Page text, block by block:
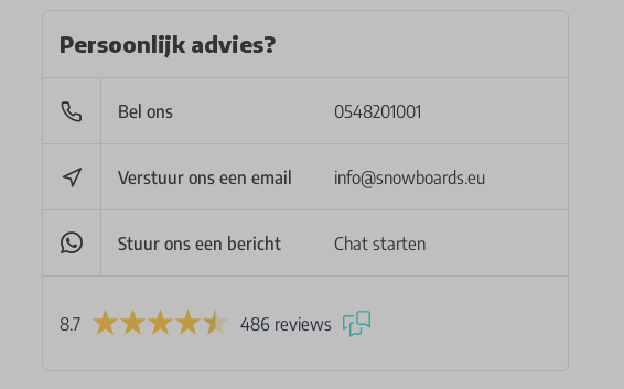
Persoonlijk advies?
Bel ons 0548201001
Verstuur ons een email info@snowboards.eu
Stuur ons een bericht Chat starten
8.7 486 reviews